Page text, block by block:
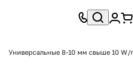
Универсальные 8-10 мм свыше 10 W/